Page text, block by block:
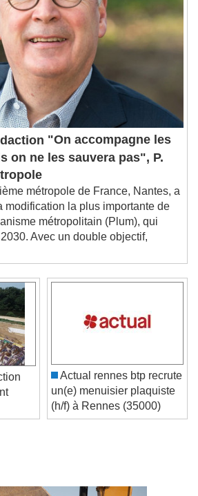
"On accompagne les
on ne les sauvera pas", P.
métropole de France, Nantes, a
modification la plus importante de
métropolitain (Plum), qui
Avec un double objectif,
Actual rennes btp recrute
un(e) menuisier plaquiste
(h/f) à Rennes (35000)